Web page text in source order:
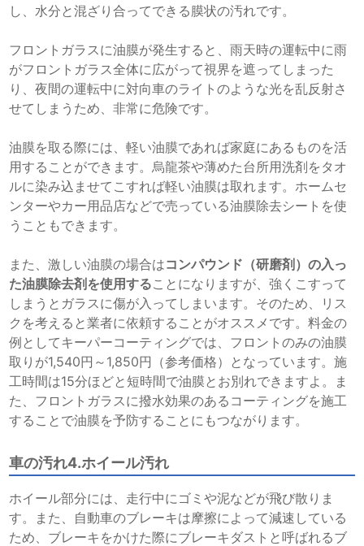
し、水分と混ざり合ってできる膜状の汚れです。
フロントガラスに油膜が発生すると、雨天時の運転中に雨
がフロントガラス全体に広がって視界を遮ってしまった
り、夜間の運転中に対向車のライトのような光を乱反射さ
せてしまうため、非常に危険です。
油膜を取る際には、軽い油膜であれば家庭にあるものを活
用することができます。烏龍茶や薄めた台所用洗剤をタオ
ルに染み込ませてこすれば軽い油膜は取れます。ホームセ
ンターやカー用品店などで売っている油膜除去シートを使
うこともできます。
また、激しい油膜の場合はコンパウンド（研磨剤）の入っ
た油膜除去剤を使用することになりますが、強くこすって
しまうとガラスに傷が入ってしまいます。そのため、リス
クを考えると業者に依頼することがオススメです。料金の
例としてキーパーコーティングでは、フロントのみの油膜
取りが1,540円～1,850円（参考価格）となっています。施
工時間は15分ほどと短時間で油膜とお別れできますよ。ま
た、フロントガラスに撥水効果のあるコーティングを施工
することで油膜を予防することにもつながります。
車の汚れ4.ホイール汚れ
ホイール部分には、走行中にゴミや泥などが飛び散りま
す。また、自動車のブレーキは摩擦によって減速している
ため、ブレーキをかけた際にブレーキダストと呼ばれるブ